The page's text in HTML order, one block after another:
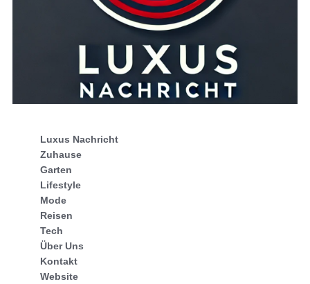
Luxus Nachricht
Zuhause
Garten
Lifestyle
Mode
Reisen
Tech
Über Uns
Kontakt
Website